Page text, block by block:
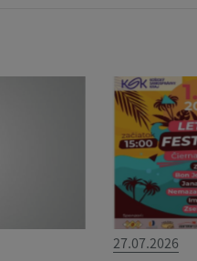
27.07.2026